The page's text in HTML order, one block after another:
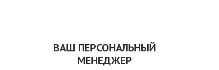
ВАШ ПЕРСОНАЛЬНЫЙ
МЕНЕДЖЕР